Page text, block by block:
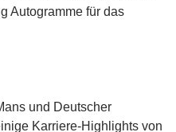
Autogramme für das
und Deutscher
Karriere-Highlights von